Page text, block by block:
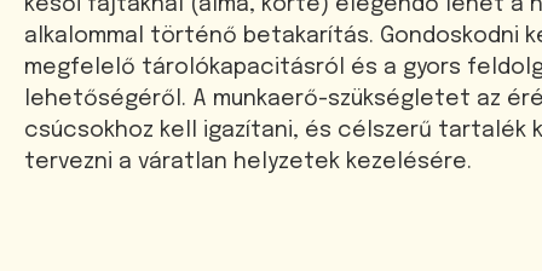
késői fajtáknál (alma, körte) elegendő lehet a
alkalommal történő betakarítás. Gondoskodni
megfelelő tárolókapacitásról és a gyors
lehetőségéről. A munkaerő-szükségletet az
csúcsokhoz kell igazítani, és célszerű tartalék
tervezni a váratlan helyzetek kezelésére.